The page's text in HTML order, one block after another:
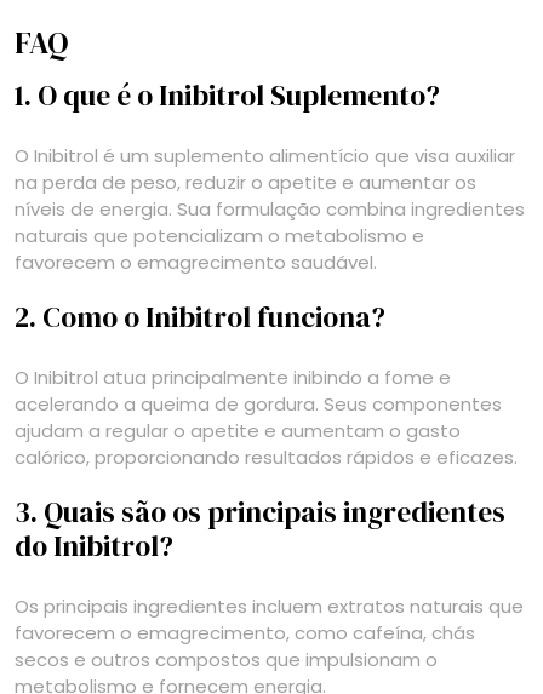
FAQ
1. O que é o Inibitrol Suplemento?
O Inibitrol é um suplemento alimentício que visa auxiliar
na perda de peso, reduzir o apetite e aumentar os
níveis de energia. Sua formulação combina ingredientes
naturais que potencializam o metabolismo e
favorecem o emagrecimento saudável.
2. Como o Inibitrol funciona?
O Inibitrol atua principalmente inibindo a fome e
acelerando a queima de gordura. Seus componentes
ajudam a regular o apetite e aumentam o gasto
calórico, proporcionando resultados rápidos e eficazes.
3. Quais são os principais ingredientes
do Inibitrol?
Os principais ingredientes incluem extratos naturais que
favorecem o emagrecimento, como cafeína, chás
secos e outros compostos que impulsionam o
metabolismo e fornecem energia.